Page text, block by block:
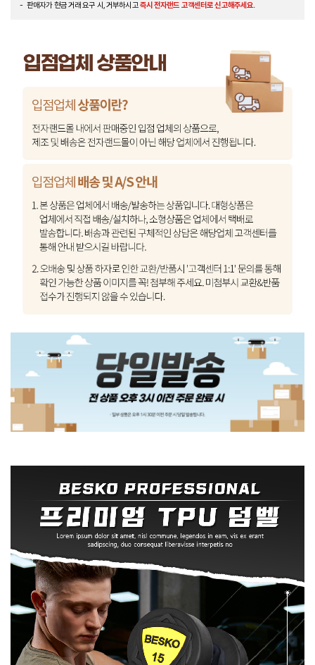
판매자가 현금 거래 요구 시, 거부하시고즉시 전자랜드 고객센터로 신고해주세요.